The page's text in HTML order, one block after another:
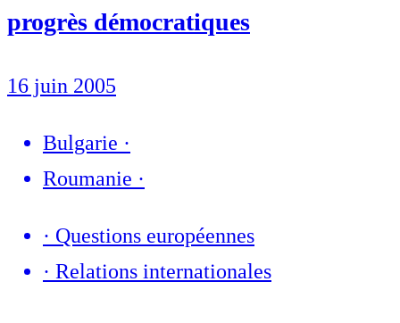
progrès démocratiques
16 juin 2005
Bulgarie ·
Roumanie ·
· Questions européennes
· Relations internationales